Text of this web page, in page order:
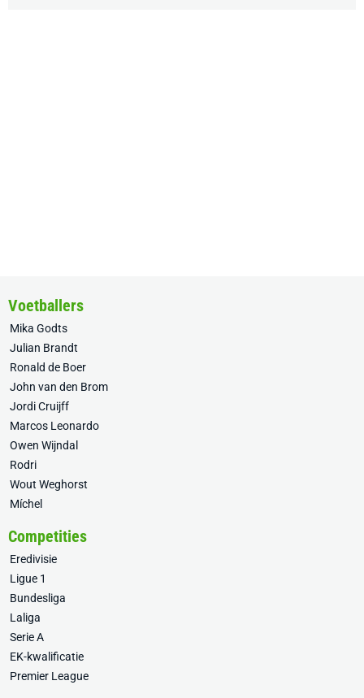
Voetballers
Mika Godts
Julian Brandt
Ronald de Boer
John van den Brom
Jordi Cruijff
Marcos Leonardo
Owen Wijndal
Rodri
Wout Weghorst
Míchel
Competities
Eredivisie
Ligue 1
Bundesliga
Laliga
Serie A
EK-kwalificatie
Premier League